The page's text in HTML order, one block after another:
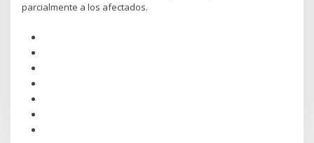
parcialmente a los afectados.